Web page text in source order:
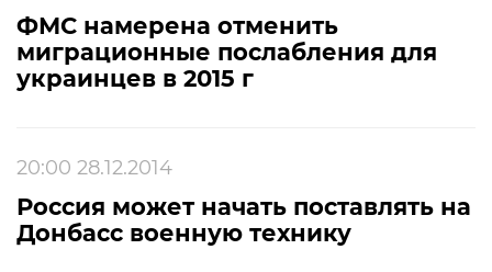
ФМС намерена отменить
миграционные послабления для
украинцев в 2015 г
20:00 28.12.2014
Россия может начать поставлять на
Донбасс военную технику